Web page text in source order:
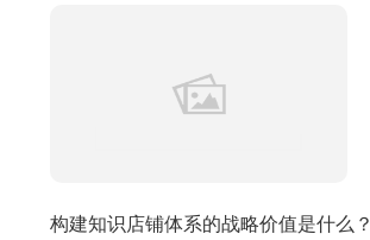
构建知识店铺体系的战略价值是什么？